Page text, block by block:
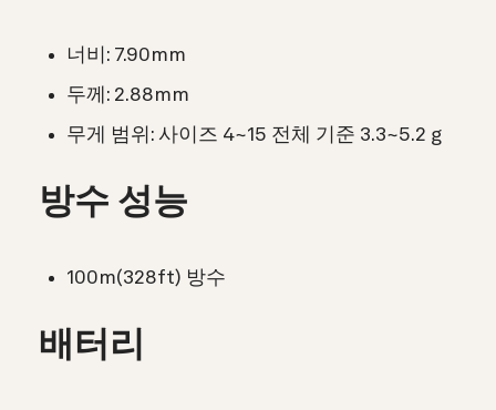
너비: 7.90mm
두께: 2.88mm
무게 범위: 사이즈 4~15 전체 기준 3.3~5.2 g
방수 성능
100m(328ft) 방수
배터리